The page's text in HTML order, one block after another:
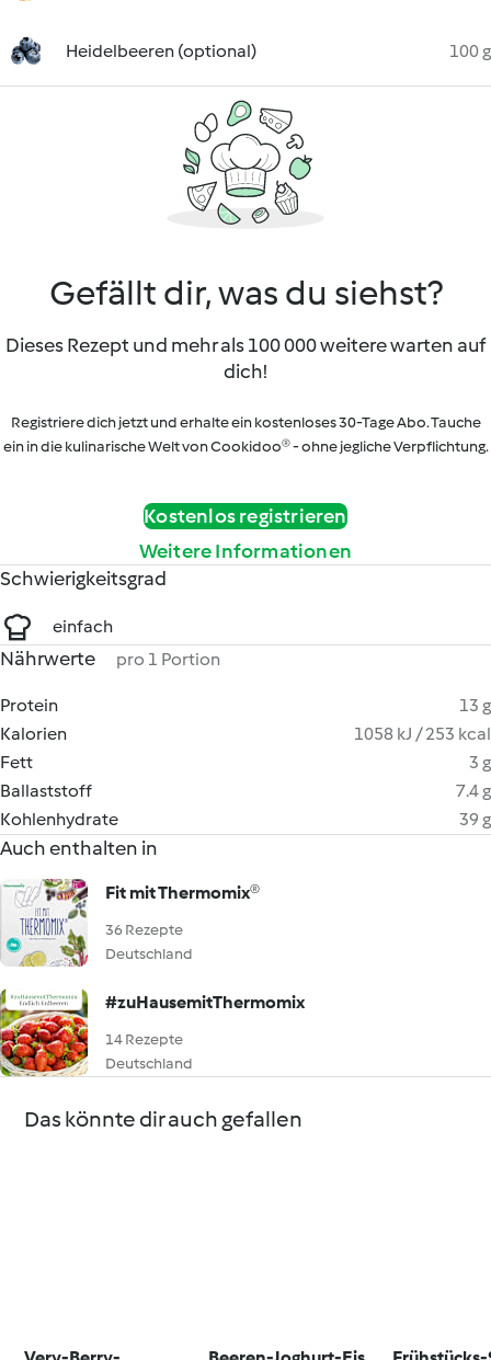
Heidelbeeren (optional) 100 g
Gefällt dir, was du siehst?
Dieses Rezept und mehr als 100 000 weitere warten auf
dich!
Registriere dich jetzt und erhalte ein kostenloses 30-Tage Abo. Tauche
ein in die kulinarische Welt von Cookidoo® - ohne jegliche Verpflichtung.
Kostenlos registrieren
Weitere Informationen
Schwierigkeitsgrad
einfach
Nährwerte pro 1 Portion
Protein
13 g
Kalorien
1058 kJ / 253 kcal
Fett
3 g
Ballaststoff
7.4 g
Kohlenhydrate
39 g
Auch enthalten in
Fit mit Thermomix®
36 Rezepte
Deutschland
#zuHausemitThermomix
14 Rezepte
Deutschland
Das könnte dir auch gefallen